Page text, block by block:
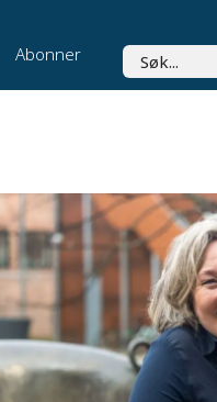
Abonner
Søk